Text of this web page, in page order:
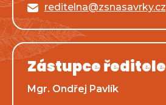
reditelna@zsnasavrky.cz
Zástupce ředitele
Mgr. Ondřej Pavlík